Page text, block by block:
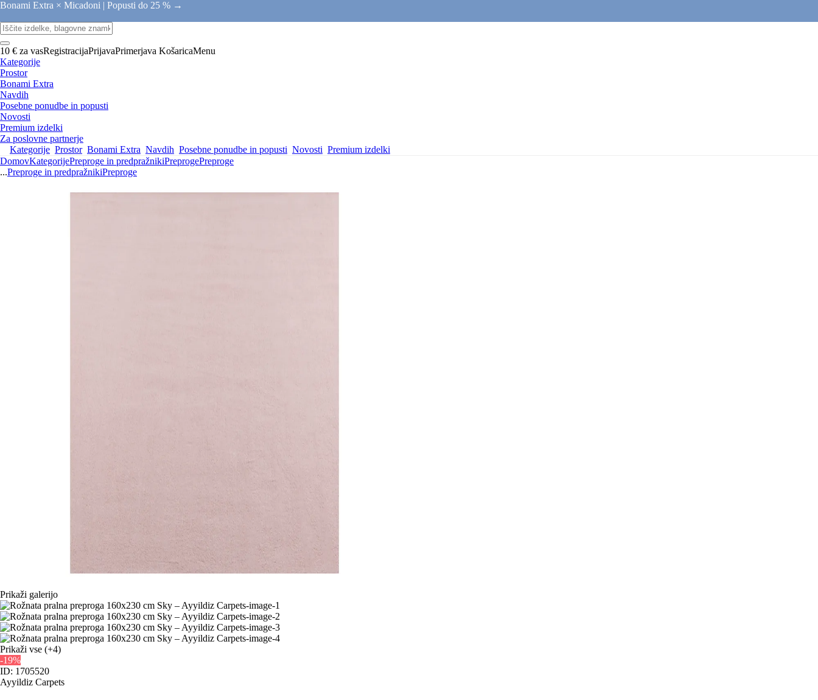
Bonami Extra × Micadoni | Popusti do 25 % →
10 € za vasRegistracijaPrijavaPrimerjava KošaricaMenu
Kategorije
Prostor
Bonami Extra
Navdih
Posebne ponudbe in popusti
Novosti
Premium izdelki
Za poslovne partnerje
Kategorije Prostor Bonami Extra Navdih Posebne ponudbe in popusti Novosti Premium izdelki
DomovKategorijePreproge in predpražnikiPreprogePreproge
...Preproge in predpražnikiPreproge
Prikaži galerijo
Prikaži vse (+4)
-19%
ID: 1705520
Ayyildiz Carpets